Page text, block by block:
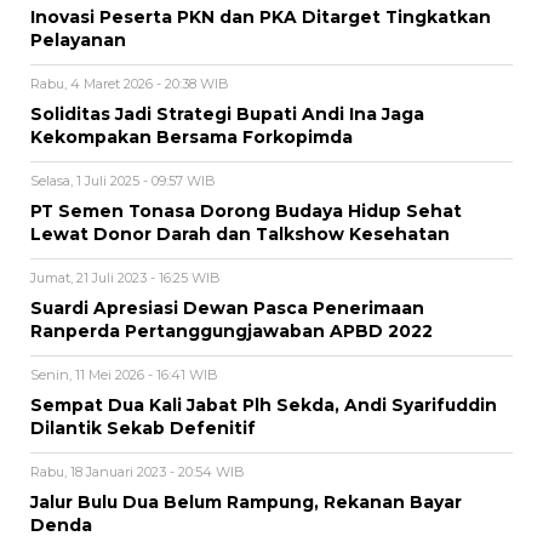
Inovasi Peserta PKN dan PKA Ditarget Tingkatkan
Pelayanan
Rabu, 4 Maret 2026 - 20:38 WIB
Soliditas Jadi Strategi Bupati Andi Ina Jaga
Kekompakan Bersama Forkopimda
Selasa, 1 Juli 2025 - 09:57 WIB
PT Semen Tonasa Dorong Budaya Hidup Sehat
Lewat Donor Darah dan Talkshow Kesehatan
Jumat, 21 Juli 2023 - 16:25 WIB
Suardi Apresiasi Dewan Pasca Penerimaan
Ranperda Pertanggungjawaban APBD 2022
Senin, 11 Mei 2026 - 16:41 WIB
Sempat Dua Kali Jabat Plh Sekda, Andi Syarifuddin
Dilantik Sekab Defenitif
Rabu, 18 Januari 2023 - 20:54 WIB
Jalur Bulu Dua Belum Rampung, Rekanan Bayar
Denda